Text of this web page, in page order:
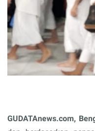
GUDATAnews.com,